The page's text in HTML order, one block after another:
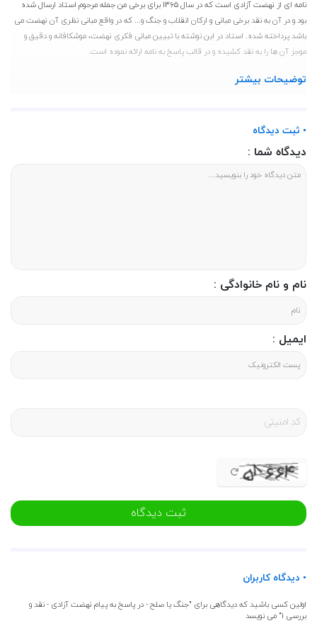
نامه ای از نهضت آزادی است که در سال 1365 برای برخی من جمله مرحوم استاد ارسال شده
بود و در آن به نقد برخی مبانی و ارکان انقلاب و جنگ و... که در واقع مبانی نظری آن نهضت می
باشد پرداخته شده. استاد در این نوشته با تبیین مبانی فکری نهضت، موشکافانه و دقیق و
موجز آن ها را به نقد کشیده و در قالب پاسخ به نامه ارائه نموده است.
توضیحات بیشتر
• ثبت دیدگاه
دیدگاه شما :
نام و نام خانوادگی :
ایمیل :
ثبت دیدگاه
• دیدگاه کاربران
اولین کسی باشید که دیدگاهی برای "جنگ یا صلح - در پاسخ به پیام نهضت آزادی - نقد و
بررسی 1" می نویسد